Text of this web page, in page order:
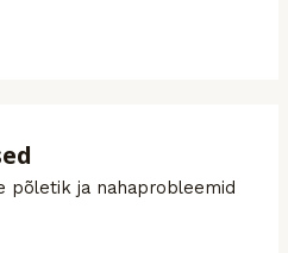
põletik ja nahaprobleemid